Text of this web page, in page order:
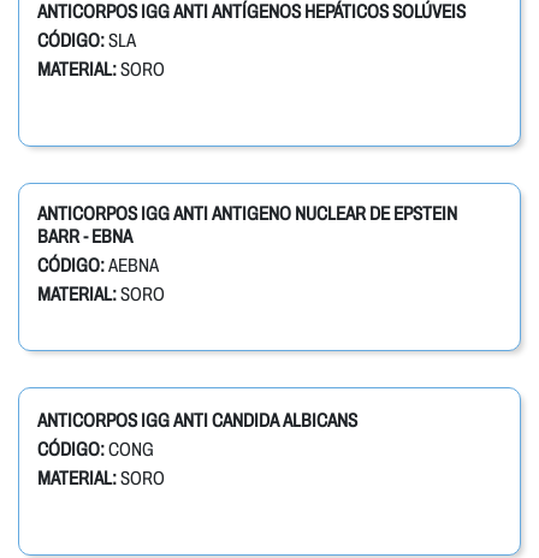
ANTICORPOS IGG ANTI ANTÍGENOS HEPÁTICOS SOLÚVEIS
CÓDIGO:SLA
MATERIAL:SORO
ANTICORPOS IGG ANTI ANTIGENO NUCLEAR DE EPSTEIN
BARR - EBNA
CÓDIGO:AEBNA
MATERIAL:SORO
ANTICORPOS IGG ANTI CANDIDA ALBICANS
CÓDIGO:CONG
MATERIAL:SORO